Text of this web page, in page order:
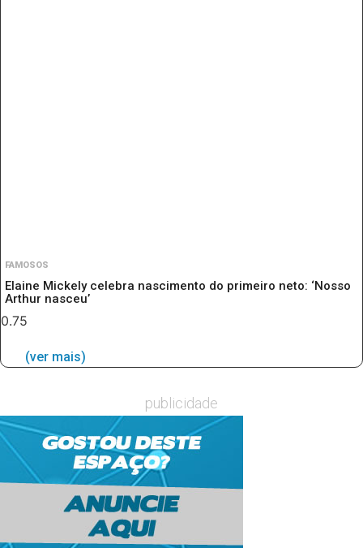
FAMOSOS
Elaine Mickely celebra nascimento do primeiro neto: ‘Nosso
Arthur nasceu’
(ver mais)
publicidade